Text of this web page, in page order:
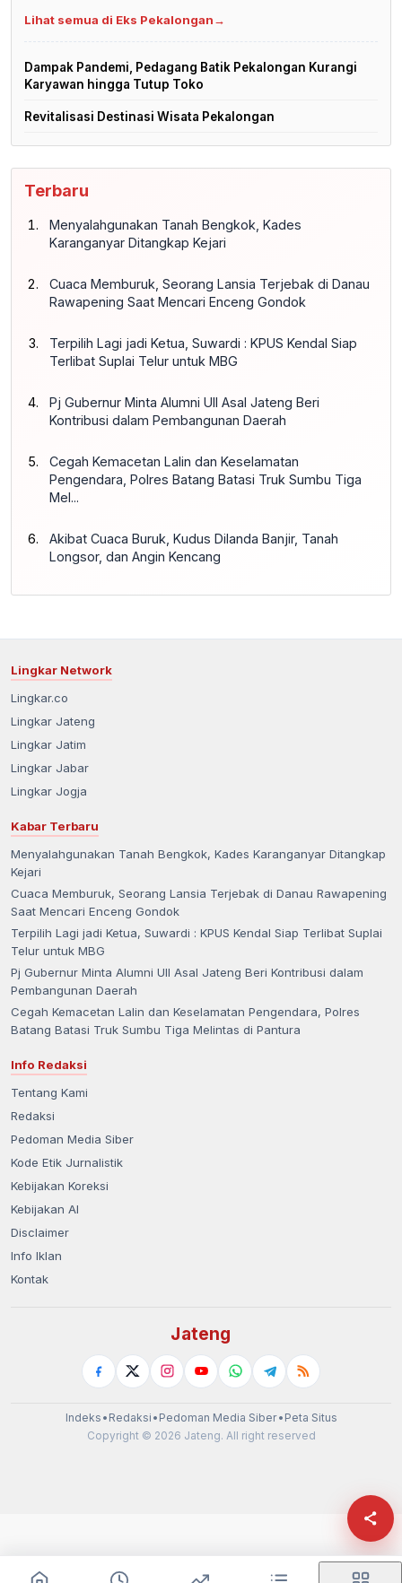
Lihat semua di Eks Pekalongan→
Dampak Pandemi, Pedagang Batik Pekalongan Kurangi
Karyawan hingga Tutup Toko
Revitalisasi Destinasi Wisata Pekalongan
Terbaru
Menyalahgunakan Tanah Bengkok, Kades
Karanganyar Ditangkap Kejari
Cuaca Memburuk, Seorang Lansia Terjebak di Danau
Rawapening Saat Mencari Enceng Gondok
Terpilih Lagi jadi Ketua, Suwardi : KPUS Kendal Siap
Terlibat Suplai Telur untuk MBG
Pj Gubernur Minta Alumni UII Asal Jateng Beri
Kontribusi dalam Pembangunan Daerah
Cegah Kemacetan Lalin dan Keselamatan
Pengendara, Polres Batang Batasi Truk Sumbu Tiga
Mel...
Akibat Cuaca Buruk, Kudus Dilanda Banjir, Tanah
Longsor, dan Angin Kencang
Lingkar Network
Lingkar.co
Lingkar Jateng
Lingkar Jatim
Lingkar Jabar
Lingkar Jogja
Kabar Terbaru
Menyalahgunakan Tanah Bengkok, Kades Karanganyar Ditangkap
Kejari
Cuaca Memburuk, Seorang Lansia Terjebak di Danau Rawapening
Saat Mencari Enceng Gondok
Terpilih Lagi jadi Ketua, Suwardi : KPUS Kendal Siap Terlibat Suplai
Telur untuk MBG
Pj Gubernur Minta Alumni UII Asal Jateng Beri Kontribusi dalam
Pembangunan Daerah
Cegah Kemacetan Lalin dan Keselamatan Pengendara, Polres
Batang Batasi Truk Sumbu Tiga Melintas di Pantura
Info Redaksi
Tentang Kami
Redaksi
Pedoman Media Siber
Kode Etik Jurnalistik
Kebijakan Koreksi
Kebijakan AI
Disclaimer
Info Iklan
Kontak
Jateng
Indeks • Redaksi • Pedoman Media Siber• Peta Situs
Copyright © 2026 Jateng. All right reserved